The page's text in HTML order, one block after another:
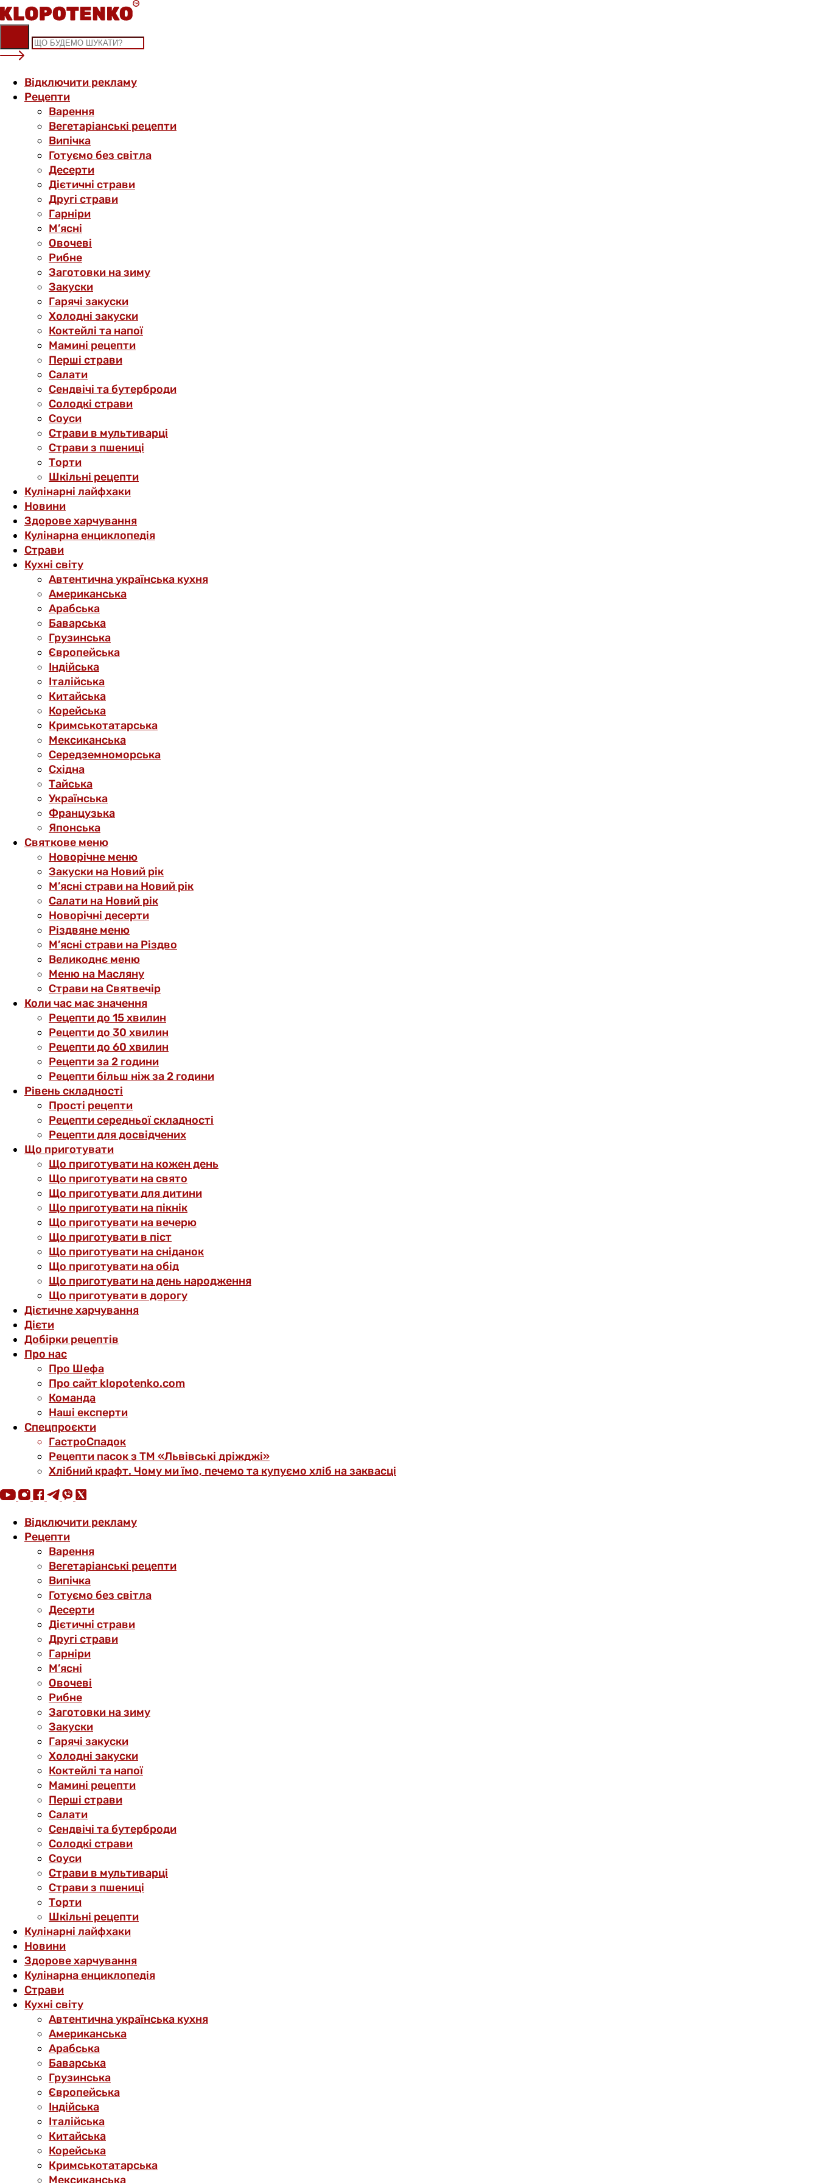
Skip
to
content
Відключити рекламу
Рецепти
Варення
Вегетаріанські рецепти
Випічка
Готуємо без світла
Десерти
Дієтичні страви
Другі страви
Гарніри
М’ясні
Овочеві
Рибне
Заготовки на зиму
Закуски
Гарячі закуски
Холодні закуски
Коктейлі та напої
Мамині рецепти
Перші страви
Салати
Сендвічі та бутерброди
Солодкі страви
Соуси
Страви в мультиварці
Страви з пшениці
Торти
Шкільні рецепти
Кулінарні лайфхаки
Новини
Здорове харчування
Кулінарна енциклопедія
Страви
Кухні світу
Автентична українська кухня
Американська
Арабська
Баварська
Грузинська
Європейська
Індійська
Італійська
Китайська
Корейська
Кримськотатарська
Мексиканська
Середземноморська
Східна
Тайська
Українська
Французька
Японська
Святкове меню
Новорічне меню
Закуски на Новий рік
М’ясні страви на Новий рік
Салати на Новий рік
Новорічні десерти
Різдвяне меню
М’ясні страви на Різдво
Великоднє меню
Меню на Масляну
Страви на Святвечір
Коли час має значення
Рецепти до 15 хвилин
Рецепти до 30 хвилин
Рецепти до 60 хвилин
Рецепти за 2 години
Рецепти більш ніж за 2 години
Рівень складності
Прості рецепти
Рецепти середньої складності
Рецепти для досвідчених
Що приготувати
Що приготувати на кожен день
Що приготувати на свято
Що приготувати для дитини
Що приготувати на пікнік
Що приготувати на вечерю
Що приготувати в піст
Що приготувати на сніданок
Що приготувати на обід
Що приготувати на день народження
Що приготувати в дорогу
Дієтичне харчування
Дієти
Добірки рецептів
Про нас
Про Шефа
Про сайт klopotenko.com
Команда
Наші експерти
Спецпроєкти
ГастроСпадок
Рецепти пасок з ТМ «Львівські дріжджі»
Хлібний крафт. Чому ми їмо, печемо та купуємо хліб на заквасці
Відключити рекламу
Рецепти
Варення
Вегетаріанські рецепти
Випічка
Готуємо без світла
Десерти
Дієтичні страви
Другі страви
Гарніри
М’ясні
Овочеві
Рибне
Заготовки на зиму
Закуски
Гарячі закуски
Холодні закуски
Коктейлі та напої
Мамині рецепти
Перші страви
Салати
Сендвічі та бутерброди
Солодкі страви
Соуси
Страви в мультиварці
Страви з пшениці
Торти
Шкільні рецепти
Кулінарні лайфхаки
Новини
Здорове харчування
Кулінарна енциклопедія
Страви
Кухні світу
Автентична українська кухня
Американська
Арабська
Баварська
Грузинська
Європейська
Індійська
Італійська
Китайська
Корейська
Кримськотатарська
Мексиканська